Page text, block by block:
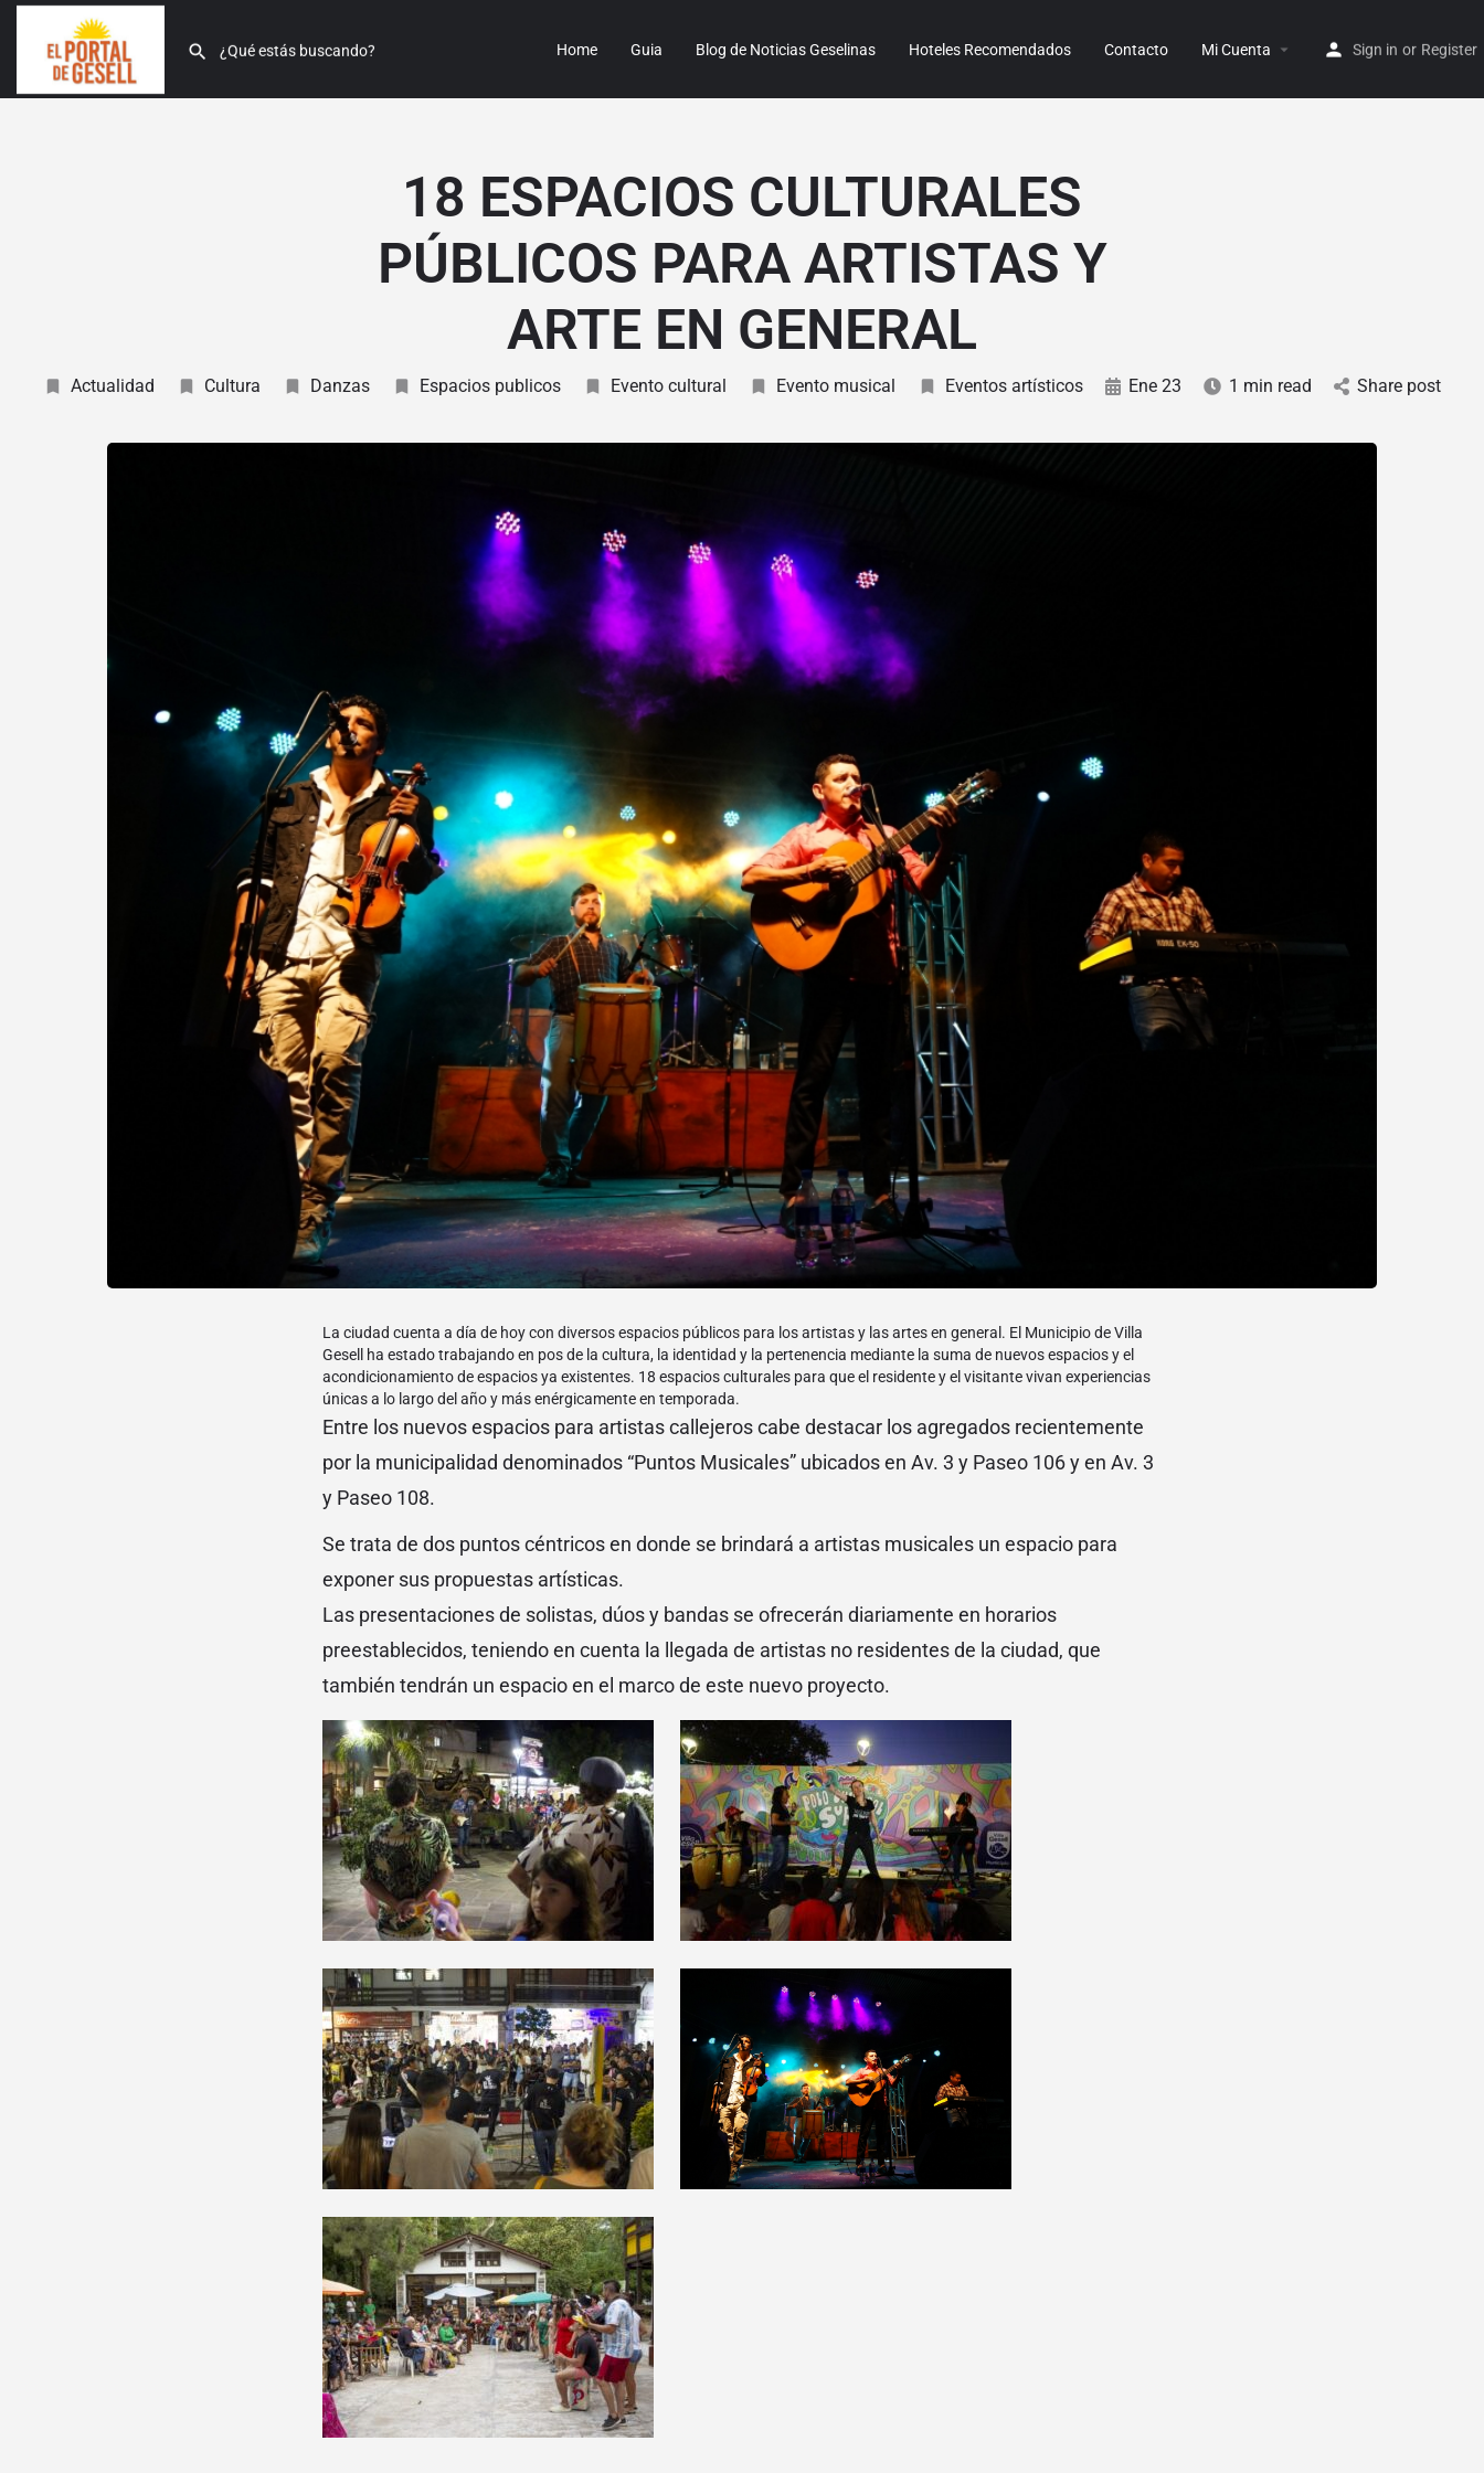
Home Guia Blog de Noticias Geselinas Hoteles Recomendados Contacto Mi Cuenta Sign in or Register
18 ESPACIOS CULTURALES
PÚBLICOS PARA ARTISTAS Y
ARTE EN GENERAL
Actualidad Cultura Danzas Espacios publicos Evento cultural Evento musical Eventos artísticos Ene 23 1 min read Share post
La ciudad cuenta a día de hoy con diversos espacios públicos para los artistas y las artes en general. El Municipio de Villa
Gesell ha estado trabajando en pos de la cultura, la identidad y la pertenencia mediante la suma de nuevos espacios y el
acondicionamiento de espacios ya existentes. 18 espacios culturales para que el residente y el visitante vivan experiencias
únicas a lo largo del año y más enérgicamente en temporada.
Entre los nuevos espacios para artistas callejeros cabe destacar los agregados recientemente
por la municipalidad denominados “Puntos Musicales” ubicados en Av. 3 y Paseo 106 y en Av. 3
y Paseo 108.
Se trata de dos puntos céntricos en donde se brindará a artistas musicales un espacio para
exponer sus propuestas artísticas.
Las presentaciones de solistas, dúos y bandas se ofrecerán diariamente en horarios
preestablecidos, teniendo en cuenta la llegada de artistas no residentes de la ciudad, que
también tendrán un espacio en el marco de este nuevo proyecto.